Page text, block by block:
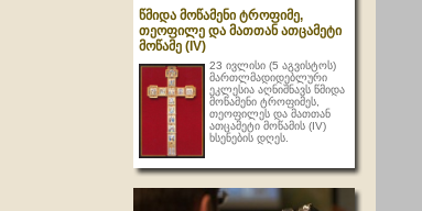
წმიდა მოწამენი ტროფიმე,
თეოფილე და მათთან ათცამეტი
მოწამე (IV)
23 ივლისი (5 აგვისტოს)
მართლმადიდებლური
ეკლესია აღნიშნავს წმიდა
მოწამენი ტროფიმეს,
თეოფილეს და მათთან
ათცამეტი მოწამის (IV)
ხსენების დღეს.